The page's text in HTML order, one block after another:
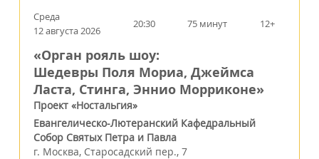
Среда
12 августа 2026
20:30 75 минут 12+
«Орган рояль шоу:
Шедевры Поля Мориа, Джеймса
Ласта, Стинга, Эннио Морриконе»
Проект «Ностальгия»
Евангелическо-Лютеранский Кафедральный
Собор Святых Петра и Павла
г. Москва, Старосадский пер., 7